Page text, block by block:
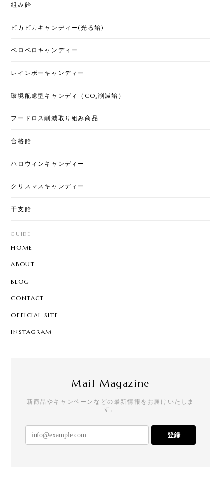
ーン以外の小さなキャンディも美味しいのでみんな
商品、めちゃめちゃ可愛いです💕これは誰かにあげ
ょっと急ぎで注文したのですが、通常翌日配送なの
回答いただきました。 また利用させていただきま
イエロー：レモン味
もらえました。
組み飴
ピカピカキャンディー(光る飴)
ペロペロキャンディー
レインボーキャンディー
環境配慮型キャンディ（CO₂削減飴）
フードロス削減取り組み商品
合格飴
ハロウィンキャンディー
クリスマスキャンディー
干支飴
GUIDE
HOME
ABOUT
BLOG
CONTACT
OFFICIAL SITE
INSTAGRAM
Mail Magazine
新商品やキャンペーンなどの最新情報をお届けいたしま
す。
登録